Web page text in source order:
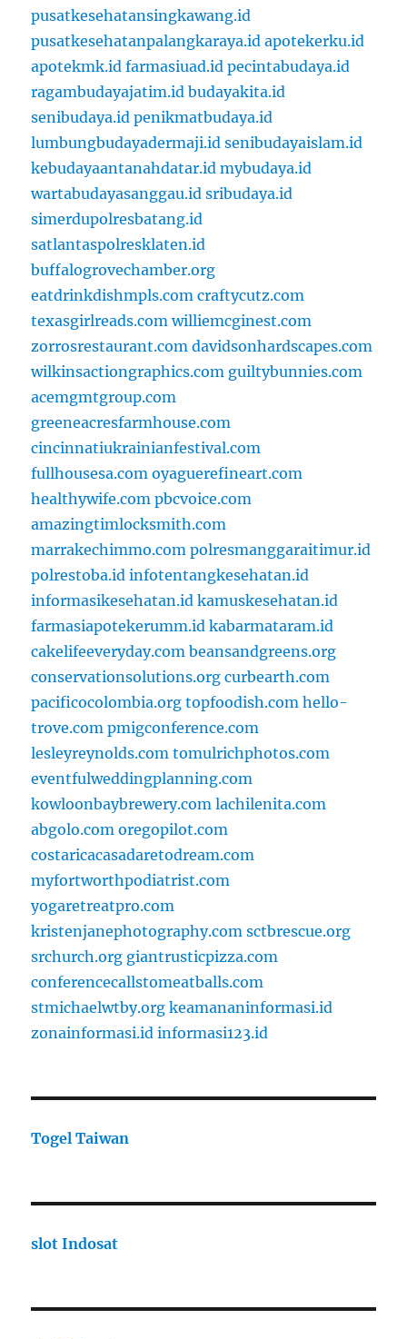
pusatkesehatansingkawang.id
pusatkesehatanpalangkaraya.id apotekerku.id
apotekmk.id farmasiuad.id pecintabudaya.id
ragambudayajatim.id budayakita.id
senibudaya.id penikmatbudaya.id
lumbungbudayadermaji.id senibudayaislam.id
kebudayaantanahdatar.id mybudaya.id
wartabudayasanggau.id sribudaya.id
simerdupolresbatang.id
satlantaspolresklaten.id
buffalogrovechamber.org
eatdrinkdishmpls.com craftycutz.com
texasgirlreads.com williemcginest.com
zorrosrestaurant.com davidsonhardscapes.com
wilkinsactiongraphics.com guiltybunnies.com
acemgmtgroup.com
greeneacresfarmhouse.com
cincinnatiukrainianfestival.com
fullhousesa.com oyaguerefineart.com
healthywife.com pbcvoice.com
amazingtimlocksmith.com
marrakechimmo.com polresmanggaraitimur.id
polrestoba.id infotentangkesehatan.id
informasikesehatan.id kamuskesehatan.id
farmasiapotekerumm.id kabarmataram.id
cakelifeeveryday.com beansandgreens.org
conservationsolutions.org curbearth.com
pacificocolombia.org topfoodish.com hello-
trove.com pmigconference.com
lesleyreynolds.com tomulrichphotos.com
eventfulweddingplanning.com
kowloonbaybrewery.com lachilenita.com
abgolo.com oregopilot.com
costaricacasadaretodream.com
myfortworthpodiatrist.com
yogaretreatpro.com
kristenjanephotography.com sctbrescue.org
srchurch.org giantrusticpizza.com
conferencecallstomeatballs.com
stmichaelwtby.org keamananinformasi.id
zonainformasi.id informasi123.id
Togel Taiwan
slot Indosat